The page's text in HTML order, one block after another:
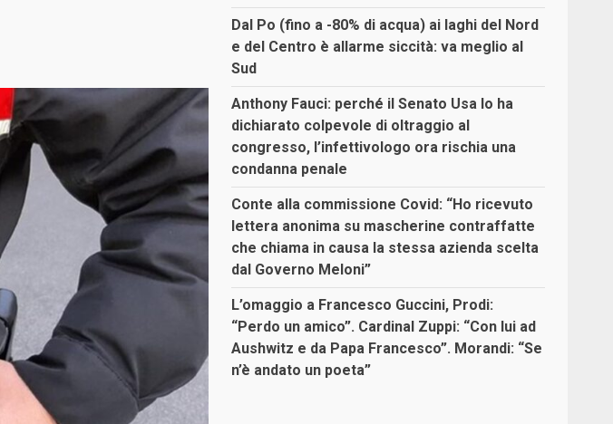
Dal Po (fino a -80% di acqua) ai laghi del Nord
e del Centro è allarme siccità: va meglio al
Sud
Anthony Fauci: perché il Senato Usa lo ha
dichiarato colpevole di oltraggio al
congresso, l’infettivologo ora rischia una
condanna penale
Conte alla commissione Covid: “Ho ricevuto
lettera anonima su mascherine contraffatte
che chiama in causa la stessa azienda scelta
dal Governo Meloni”
L’omaggio a Francesco Guccini, Prodi:
“Perdo un amico”. Cardinal Zuppi: “Con lui ad
Aushwitz e da Papa Francesco”. Morandi: “Se
n’è andato un poeta”